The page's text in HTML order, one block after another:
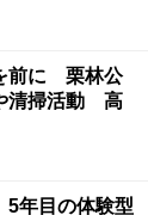
前に 栗林公
清掃活動 高
年目の体験型